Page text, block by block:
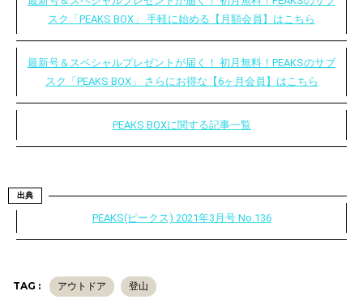
スク「PEAKS BOX」 手軽に始める【月額会員】はこちら
最新号＆スペシャルプレゼントが届く！ 初月無料！PEAKSのサブ
スク「PEAKS BOX」 さらにお得な【6ヶ月会員】はこちら
PEAKS BOXに関する記事一覧
出典
PEAKS(ピークス) 2021年3月号 No.136
TAG : アウトドア 登山